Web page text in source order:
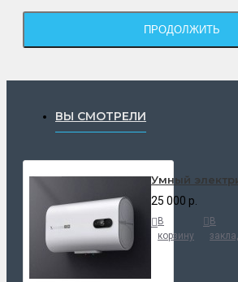
ПРОДОЛЖИТЬ
ВЫ СМОТРЕЛИ
Умный
25 000 р.
В
корзину
В